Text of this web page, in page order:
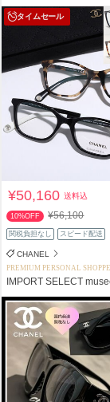
タイムセール
¥50,160送料込
10%OFF ¥56,100
関税負担なし スピード配送
CHANEL
PREMIUM PERSONAL
IMPORT SELECT